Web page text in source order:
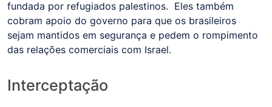
fundada por refugiados palestinos. Eles também
cobram apoio do governo para que os brasileiros
sejam mantidos em segurança e pedem o rompimento
das relações comerciais com Israel.
Interceptação